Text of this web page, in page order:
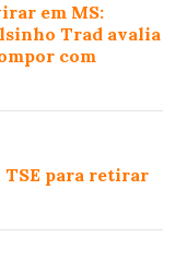
em MS:
Trad avalia
com
TSE para retirar